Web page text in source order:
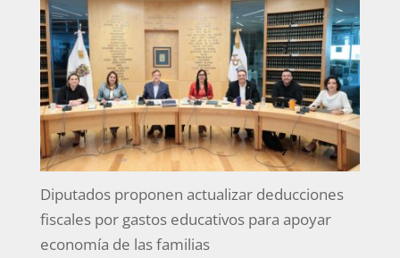
Diputados proponen actualizar deducciones
fiscales por gastos educativos para apoyar
economía de las familias